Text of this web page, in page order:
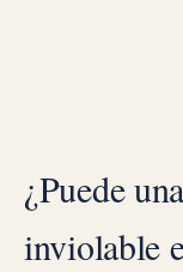
¿Puede
inviolable